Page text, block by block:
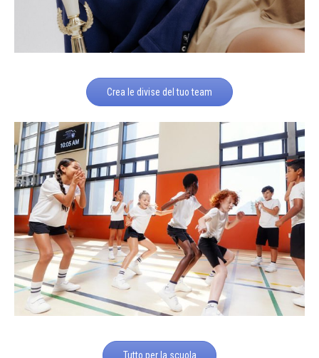
Crea le divise del tuo team
Tutto per la scuola